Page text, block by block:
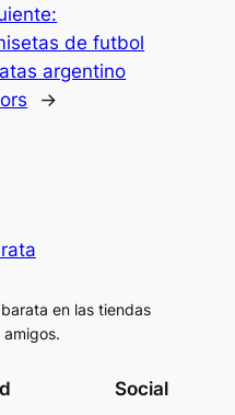
de futbol
argentino
→
en las tiendas
Social